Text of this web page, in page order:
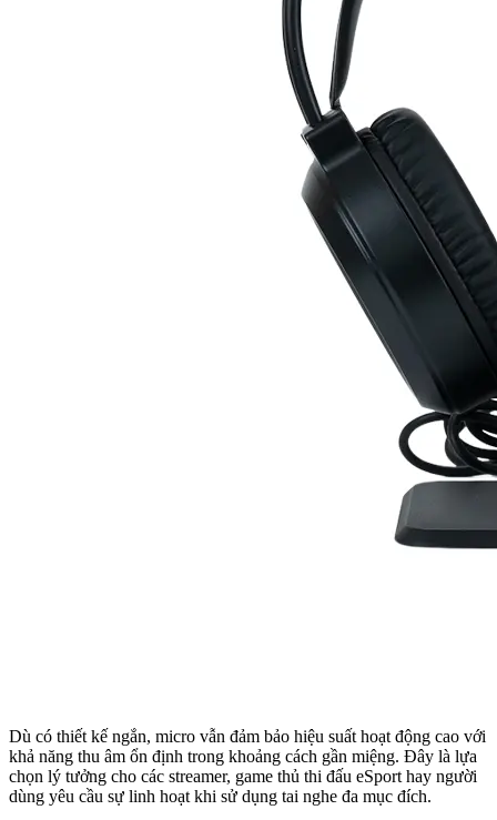
Dù có thiết kế ngắn, micro vẫn đảm bảo hiệu suất hoạt động cao với
khả năng thu âm ổn định trong khoảng cách gần miệng. Đây là lựa
chọn lý tưởng cho các streamer, game thủ thi đấu eSport hay người
dùng yêu cầu sự linh hoạt khi sử dụng tai nghe đa mục đích.